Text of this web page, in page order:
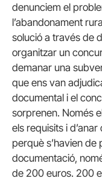
denunciem el
l’abandonament
solució a través de
organitzar un
demanar una
que ens van
documental i el
sorprenen. Només
els requisits i
perquè s’havien
documentació,
de 200 euros. 200